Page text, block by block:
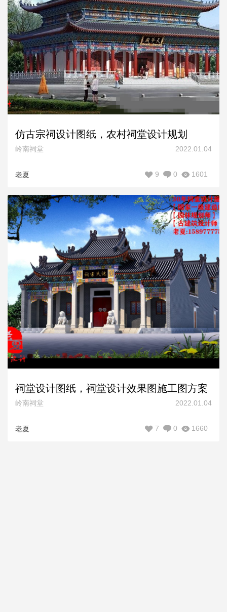
仿古宗祠设计图纸，农村祠堂设计规划
岭南祠堂 2022.01.04
老夏 1601
0
9
祠堂设计图纸，祠堂设计效果图施工图方案
岭南祠堂 2022.01.04
老夏 1660
0
7